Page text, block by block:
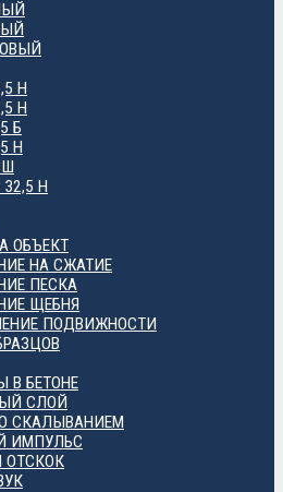
Н
Н
Б
Н
Н
ОБЪЕКТ
НА СЖАТИЕ
ПЕСКА
ЩЕБНЯ
ПОДВИЖНОСТИ
В БЕТОНЕ
СЛОЙ
СКАЛЫВАНИЕМ
ИМПУЛЬС
ОТСКОК